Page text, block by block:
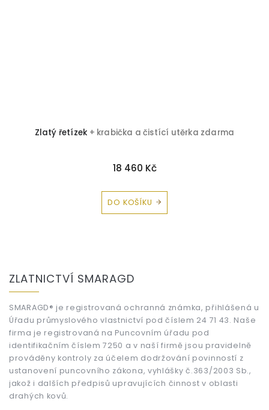
Zlatý řetízek + krabička a čistící utěrka zdarma
18 460 Kč
DO KOŠÍKU
ZLATNICTVÍ SMARAGD
SMARAGD® je registrovaná ochranná známka, přihlášená u
Úřadu průmyslového vlastnictví pod číslem 24 71 43. Naše
firma je registrovaná na Puncovním úřadu pod
identifikačním číslem 7250 a v naší firmě jsou pravidelně
prováděny kontroly za účelem dodržování povinností z
ustanovení puncovního zákona, vyhlášky č.363/2003 Sb.,
jakož i dalších předpisů upravujících činnost v oblasti
drahých kovů.